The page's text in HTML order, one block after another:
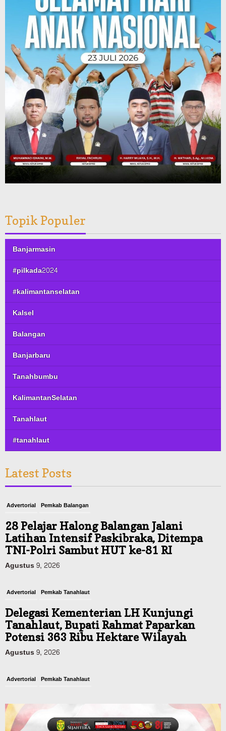
Topik Populer
Banjarmasin
#pilkada2024
#kalimantanselatan
Kalsel
Balangan
Banjarbaru
Tanahbumbu
KalimantanSelatan
Tanahlaut
#tanahlaut
Latest Posts
Advertorial Pemkab Balangan
28 Pelajar Halong Balangan Jalani
Latihan Intensif Paskibraka, Ditempa
TNI-Polri Sambut HUT ke-81 RI
Agustus 9, 2026
Advertorial Pemkab Tanahlaut
Delegasi Kementerian LH Kunjungi
Tanahlaut, Bupati Rahmat Paparkan
Potensi 363 Ribu Hektare Wilayah
Agustus 9, 2026
Advertorial Pemkab Tanahlaut
2026, Bidik Emas Porprov dan
Rencanakan Pindah Indoor 2027